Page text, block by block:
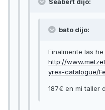
Seabert dijo:
bato dijo:
Finalmente las
http://
yres-catalogue/
187€ en mi taller